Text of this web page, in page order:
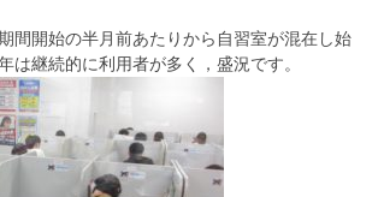
間開始の半月前あたりから自習室が混在し始
は継続的に利用者が多く，盛況です。